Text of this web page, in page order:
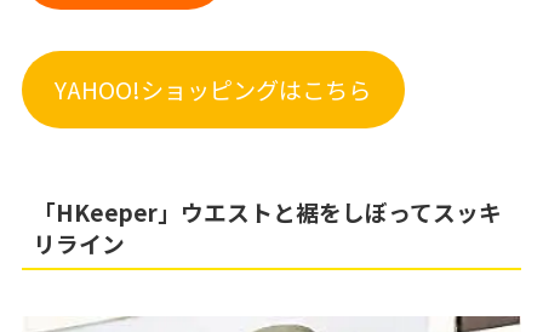
YAHOO!ショッピングはこちら
「HKeeper」ウエストと裾をしぼってスッキ
リライン